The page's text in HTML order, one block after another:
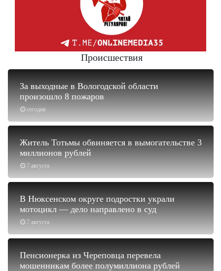
Происшествия
сегодня
За выходные в Вологодской области
произошло 8 пожаров
7 августа
Житель Тотьмы обвиняется в вымогательстве 3
миллионов рублей
7 августа
В Нюксенском округе подростки украли
мотоцикл — дело направлено в суд
Пенсионерка из Череповца перевела
мошенникам более полумиллиона рублей